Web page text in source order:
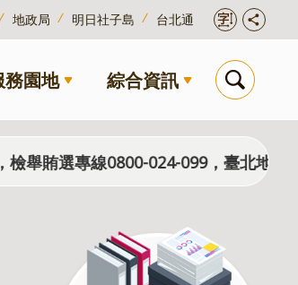
地政局 明日社子島 台北通
務園地 綜合資訊
選專線0800-024-099，臺北地檢署、